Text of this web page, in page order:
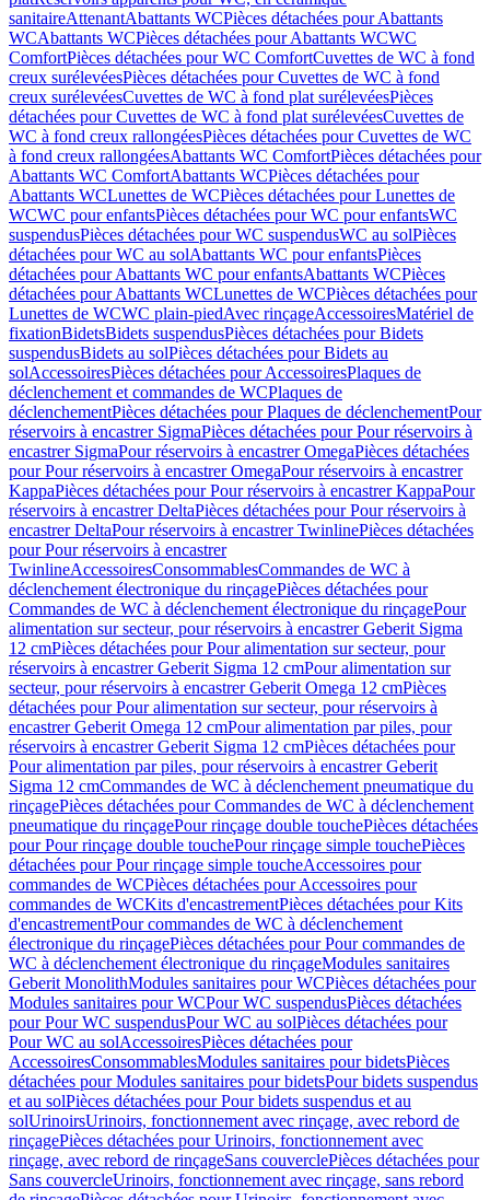
sanitaireAttenantAbattants WCPièces détachées pour Abattants
WCAbattants WCPièces détachées pour Abattants WCWC
ComfortPièces détachées pour WC ComfortCuvettes de WC à fond
creux surélevéesPièces détachées pour Cuvettes de WC à fond
creux surélevéesCuvettes de WC à fond plat surélevéesPièces
détachées pour Cuvettes de WC à fond plat surélevéesCuvettes de
WC à fond creux rallongéesPièces détachées pour Cuvettes de WC
à fond creux rallongéesAbattants WC ComfortPièces détachées pour
Abattants WC ComfortAbattants WCPièces détachées pour
Abattants WCLunettes de WCPièces détachées pour Lunettes de
WCWC pour enfantsPièces détachées pour WC pour enfantsWC
suspendusPièces détachées pour WC suspendusWC au solPièces
détachées pour WC au solAbattants WC pour enfantsPièces
détachées pour Abattants WC pour enfantsAbattants WCPièces
détachées pour Abattants WCLunettes de WCPièces détachées pour
Lunettes de WCWC plain-piedAvec rinçageAccessoiresMatériel de
fixationBidetsBidets suspendusPièces détachées pour Bidets
suspendusBidets au solPièces détachées pour Bidets au
solAccessoiresPièces détachées pour AccessoiresPlaques de
déclenchement et commandes de WCPlaques de
déclenchementPièces détachées pour Plaques de déclenchementPour
réservoirs à encastrer SigmaPièces détachées pour Pour réservoirs à
encastrer SigmaPour réservoirs à encastrer OmegaPièces détachées
pour Pour réservoirs à encastrer OmegaPour réservoirs à encastrer
KappaPièces détachées pour Pour réservoirs à encastrer KappaPour
réservoirs à encastrer DeltaPièces détachées pour Pour réservoirs à
encastrer DeltaPour réservoirs à encastrer TwinlinePièces détachées
pour Pour réservoirs à encastrer
TwinlineAccessoiresConsommablesCommandes de WC à
déclenchement électronique du rinçagePièces détachées pour
Commandes de WC à déclenchement électronique du rinçagePour
alimentation sur secteur, pour réservoirs à encastrer Geberit Sigma
12 cmPièces détachées pour Pour alimentation sur secteur, pour
réservoirs à encastrer Geberit Sigma 12 cmPour alimentation sur
secteur, pour réservoirs à encastrer Geberit Omega 12 cmPièces
détachées pour Pour alimentation sur secteur, pour réservoirs à
encastrer Geberit Omega 12 cmPour alimentation par piles, pour
réservoirs à encastrer Geberit Sigma 12 cmPièces détachées pour
Pour alimentation par piles, pour réservoirs à encastrer Geberit
Sigma 12 cmCommandes de WC à déclenchement pneumatique du
rinçagePièces détachées pour Commandes de WC à déclenchement
pneumatique du rinçagePour rinçage double touchePièces détachées
pour Pour rinçage double touchePour rinçage simple touchePièces
détachées pour Pour rinçage simple toucheAccessoires pour
commandes de WCPièces détachées pour Accessoires pour
commandes de WCKits d'encastrementPièces détachées pour Kits
d'encastrementPour commandes de WC à déclenchement
électronique du rinçagePièces détachées pour Pour commandes de
WC à déclenchement électronique du rinçageModules sanitaires
Geberit MonolithModules sanitaires pour WCPièces détachées pour
Modules sanitaires pour WCPour WC suspendusPièces détachées
pour Pour WC suspendusPour WC au solPièces détachées pour
Pour WC au solAccessoiresPièces détachées pour
AccessoiresConsommablesModules sanitaires pour bidetsPièces
détachées pour Modules sanitaires pour bidetsPour bidets suspendus
et au solPièces détachées pour Pour bidets suspendus et au
solUrinoirsUrinoirs, fonctionnement avec rinçage, avec rebord de
rinçagePièces détachées pour Urinoirs, fonctionnement avec
rinçage, avec rebord de rinçageSans couverclePièces détachées pour
Sans couvercleUrinoirs, fonctionnement avec rinçage, sans rebord